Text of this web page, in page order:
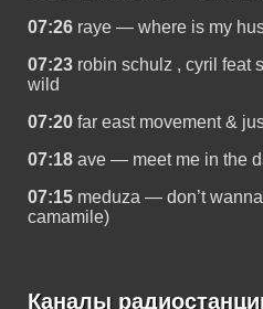
07:26 raye — where is my
07:23 robin schulz , cyril feat
wild
07:20 far east movement &
07:18 ave — meet me in the
07:15 meduza — don’t
camamile)
Каналы